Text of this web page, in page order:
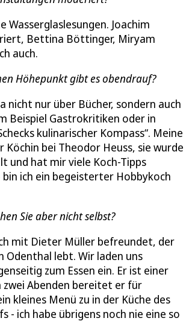
Wasserglaslesungen. Joachim
Bettina Böttinger, Miryam
auch.
Höhepunkt gibt es obendrauf?
nicht nur über Bücher, sondern auch
Beispiel Gastrokritiken oder in
kulinarischer Kompass“. Meine
bei Theodor Heuss, sie wurde
und hat mir viele Koch-Tipps
bin ich ein begeisterter Hobbykoch
Sie aber nicht selbst?
mit Dieter Müller befreundet, der
Odenthal lebt. Wir laden uns
zum Essen ein. Er ist einer
zwei Abenden bereitet er für
kleines Menü zu in der Küche des
- ich habe übrigens noch nie eine so